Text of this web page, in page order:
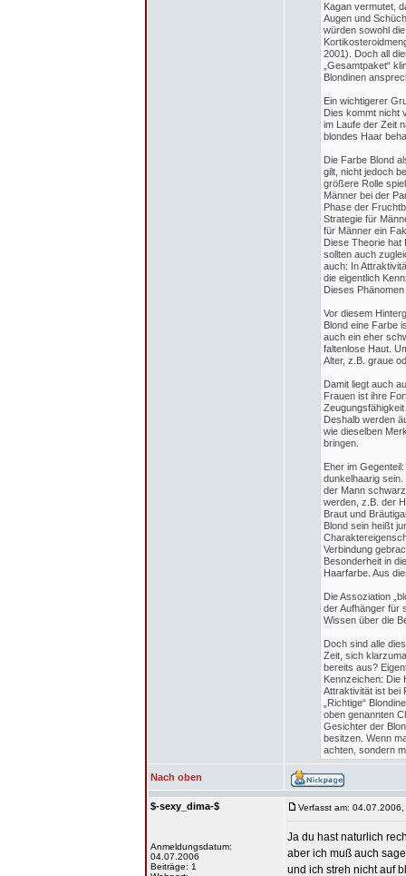
Kagan vermutet,
Augen und
würden sowohl
2001). Doch all
„Gesamtpaket“
Blondinen
Ein wichtigerer
Dies kommt nicht
im Laufe der Zeit
blondes Haar
Die Farbe Blond
gilt, nicht jedoch
größere Rolle
Männer bei der
Phase der
Strategie für
für Männer ein
Diese Theorie hat
sollten auch
auch: In
die eigentlich
Dieses
Vor diesem
Blond eine Farbe
auch ein eher
faltenlose Haut.
Alter, z.B. graue
Damit liegt auch
Frauen ist ihre
Deshalb werden
wie dieselben
bringen.
Eher im
dunkelhaarig
der Mann
werden, z.B. der
Braut und
Blond sein heißt
Verbindung
Besonderheit in
Haarfarbe. Aus
Die Assoziation
der Aufhänger für
Wissen über die
Doch sind alle
Zeit, sich
bereits aus?
Kennzeichen: Die
Attraktivität ist bei
„Richtige“
oben genannten
Gesichter der
besitzen. Wenn
achten, sondern
Nach oben
$-sexy_dima-$
Anmeldungsdatum:
04.07.2006
Beiträge: 1
Verfasst am: 04.07.2006,
Ja du hast naturlich
aber ich muß auch
und ich streh nicht auf